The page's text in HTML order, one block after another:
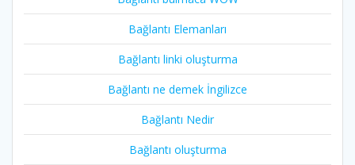
Bağlantı Elemanları
Bağlantı linki oluşturma
Bağlantı ne demek İngilizce
Bağlantı Nedir
Bağlantı oluşturma